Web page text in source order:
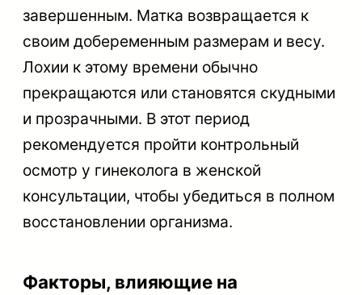
завершенным. Матка возвращается к
своим добеременным размерам и весу.
Лохии к этому времени обычно
прекращаются или становятся скудными
и прозрачными. В этот период
рекомендуется пройти контрольный
осмотр у гинеколога в женской
консультации, чтобы убедиться в полном
восстановлении организма.
Факторы, влияющие на